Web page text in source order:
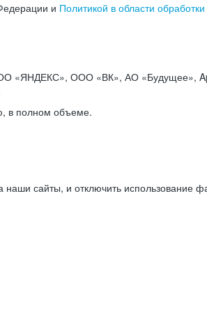
и Политикой в области
«ЯНДЕКС», ООО «ВК», АО «Будущее»,
в полном объеме.
наши сайты, и отключить использование